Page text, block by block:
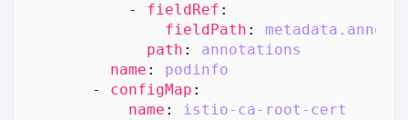
- fieldRef :
fieldPath :
path :
annotations
name :
podinfo
- configMap :
name :
istio-ca-root-cert